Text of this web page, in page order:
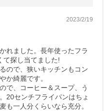
2023/2/19
れました。長年使ったフラ
て探し当てました!
ので、狭いキッチンもコン
か綺麗です。
で、コーヒー＆スープ、う
20センチフライパンはちょ
も一人分くらいなら充分。